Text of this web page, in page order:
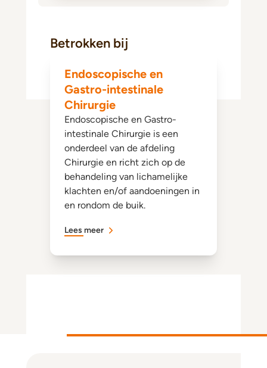
Betrokken bij
Endoscopische en
Gastro-intestinale
Chirurgie
Endoscopische en Gastro-
intestinale Chirurgie is een
onderdeel van de afdeling
Chirurgie en richt zich op de
behandeling van lichamelijke
klachten en/of aandoeningen in
en rondom de buik.
Lees meer